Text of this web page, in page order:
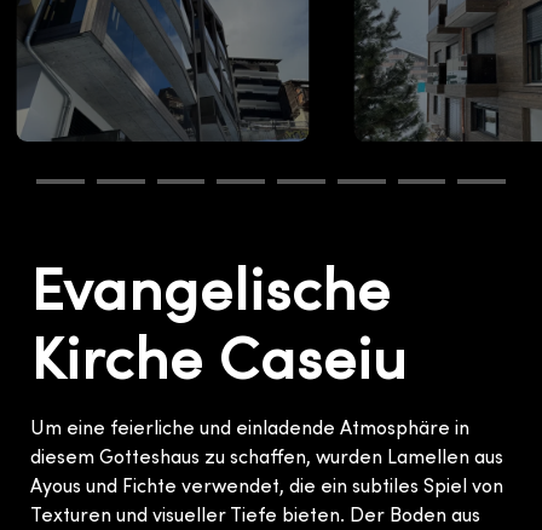
Evangelische
Kirche Caseiu
Um eine feierliche und einladende Atmosphäre in
diesem Gotteshaus zu schaffen, wurden Lamellen aus
Ayous und Fichte verwendet, die ein subtiles Spiel von
Texturen und visueller Tiefe bieten. Der Boden aus